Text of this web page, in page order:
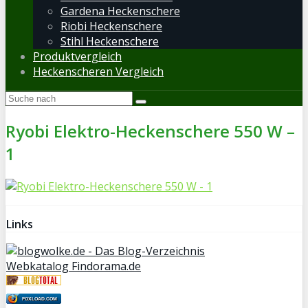
Gardena Heckenschere
Riobi Heckenschere
Stihl Heckenschere
Produktvergleich
Heckenscheren Vergleich
Ryobi Elektro-Heckenschere 550 W –
1
Links
Webkatalog Findorama.de
FOXLOAD.COM